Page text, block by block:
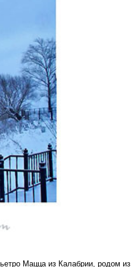
Мацца из Калабрии, родом из